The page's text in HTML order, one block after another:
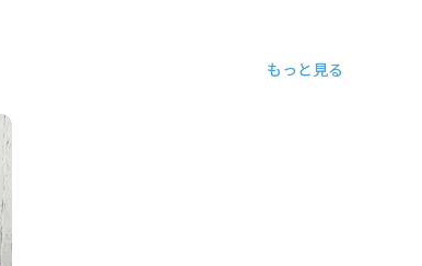
もっと見る